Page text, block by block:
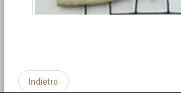
Indietro